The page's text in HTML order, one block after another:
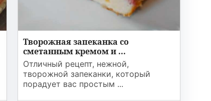
Творожная запеканка со
сметанным кремом и ...
Отличный рецепт, нежной,
творожной запеканки, который
порадует вас простым ...